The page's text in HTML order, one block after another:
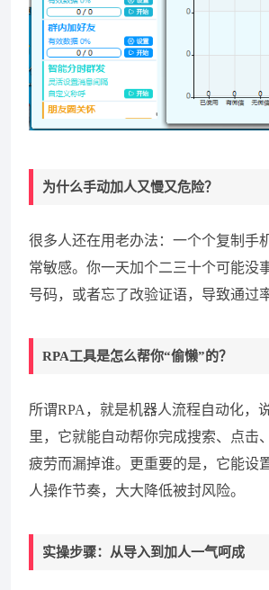
为什么手动加人又慢又危险？
很多人还在用老办法：一个个复制手
常敏感。你一天加个二三十个可能没
号码，或者忘了改验证语，导致通过
RPA工具是怎么帮你“偷懒”的？
所谓RPA，就是机器人流程自动化，
里，它就能自动帮你完成搜索、点击
疲劳而漏掉谁。更重要的是，它能设
人操作节奏，大大降低被封风险。
实操步骤：从导入到加人一气呵成